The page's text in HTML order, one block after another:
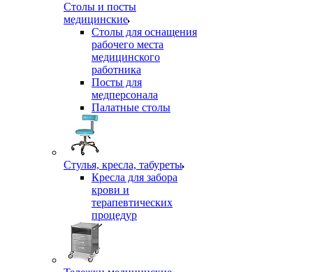
Столы и посты
медицинские
Столы для оснащения
рабочего места
медицинского
работника
Посты для
медперсонала
Палатные столы
Стулья, кресла, табуреты
Кресла для забора
крови и
терапевтических
процедур